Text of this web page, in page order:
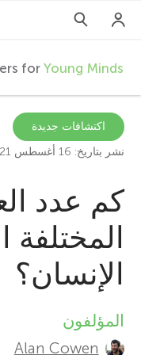
F
r
n
forYoung Minds
اكتشافات جديدة
نشر بتاريخ: 16 أغسطس 2021
كم عدد
المختلفة
الإنسان؟
A
المؤلفون
Alan Cowen